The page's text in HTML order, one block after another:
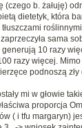
(czego b. żałuję)
dietetyk, która
sama
10 razy
razy więcej.
podnoszą
mi w głowie
proporcja
( i tfu margaryn)